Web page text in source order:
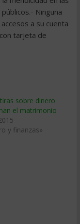
Ninguna
a su cuenta
tarjeta de
sobre dinero
el matrimonio
y finanzas»